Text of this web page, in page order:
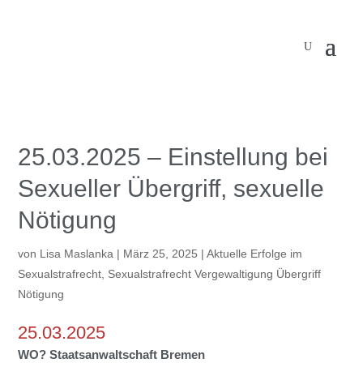
25.03.2025 – Einstellung bei
Sexueller Übergriff, sexuelle
Nötigung
von Lisa Maslanka | März 25, 2025 |Aktuelle Erfolge im
Sexualstrafrecht Sexualstrafrecht Vergewaltigung Übergriff
Nötigung
25.03.2025
WO? Staatsanwaltschaft Bremen